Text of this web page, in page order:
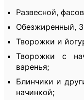
Развесной,
Обезжиренный,
Творожки и
Творожки с
варенья;
Блинчики и
начинкой;